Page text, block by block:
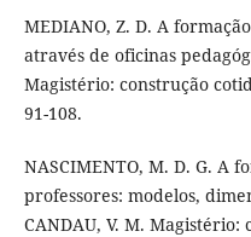
MEDIANO, Z. D. A
através de oficinas
Magistério: construção
91-108.
NASCIMENTO, M. D. G. A
professores: modelos,
CANDAU, V. M.